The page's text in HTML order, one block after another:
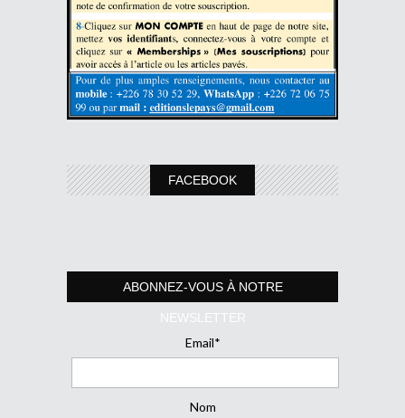
FACEBOOK
ABONNEZ-VOUS À NOTRE
NEWSLETTER
Email*
Nom